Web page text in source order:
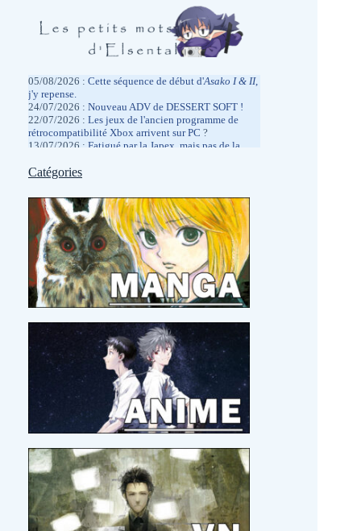
05/08/2026 : Cette séquence de début d'Asako I & II,
j'y repense.
24/07/2026 : Nouveau ADV de DESSERT SOFT !
22/07/2026 : Les jeux de l'ancien programme de
rétrocompatibilité Xbox arrivent sur PC ?
13/07/2026 : Fatigué par la Japex, mais pas de la
05/07/2026 :
2026/06/27 :Des promotions physiques chez
MangaGamer.
19/06/2026 :Kagami Games qui me régale.
06/06/2026 : J'ai assisté à un live drawing d'Hiro
Mashima !
29/05/2026 :Le romanLes Héros de la Galaxieen
français !?
19/05/2026 :Eiyuu * Senki WW en version hors-
ligne, c'est pour bientôt.
physique etUmineko Naku, par MG.
Hisano Ai à la Japan Expo 2026 avec
son groupe Akane ! C'est officiel !
10/05/2026 :
Zelda Twillight Princess
en version
03/05/2026 :
Le collègue Legendra, GoldenLeaf, a
publié une review sur Pier Solar.
26/04/2026 :
Je découvre le site DoesItPlay?
, j'aime
bien !
pour Amo!
21/04/2026 :MAJ MOI ET MON BLOG
21/04/2026 :
MAJ SORTIR DE MA TÊTE EN TOUT
CONFORT
Catégories